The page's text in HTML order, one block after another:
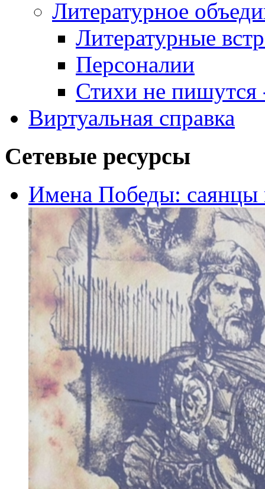
Литературное
Литературные
Персоналии
Стихи не пишутся
Виртуальная справка
Сетевые ресурсы
Имена Победы: саянцы